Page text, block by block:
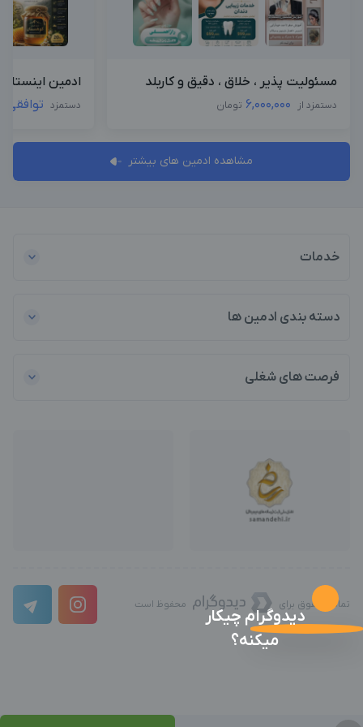
مسئولیت پذیر ، خلاق ، دقیق و کاربلد
دستمزد از 6,000,000 تومان
ادمین
دستمزد توافقی
مشاهده ادمین های بیشتر
خدمات
دسته بندی ادمین ها
فرصت های شغلی
تمامی حقوق برای محفوظ است
دیدوگرام چیکار
میکنه؟